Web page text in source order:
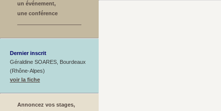
un événement,
une conférence
Dernier inscrit
Géraldine SOARES, Bourdeaux
(Rhône-Alpes)
voir la fiche
Annoncez vos stages,